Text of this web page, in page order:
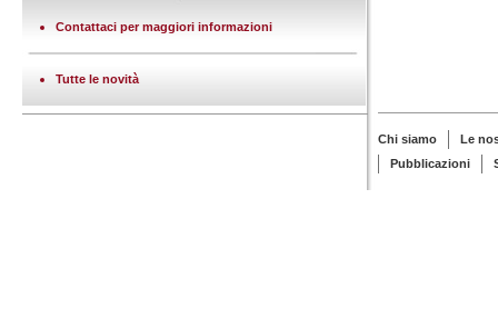
Contattaci per maggiori informazioni
Tutte le novità
Chi siamo
Le
Pubblicazioni